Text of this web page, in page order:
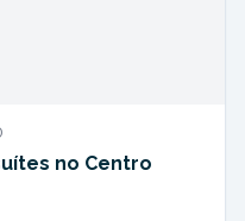
no Centro